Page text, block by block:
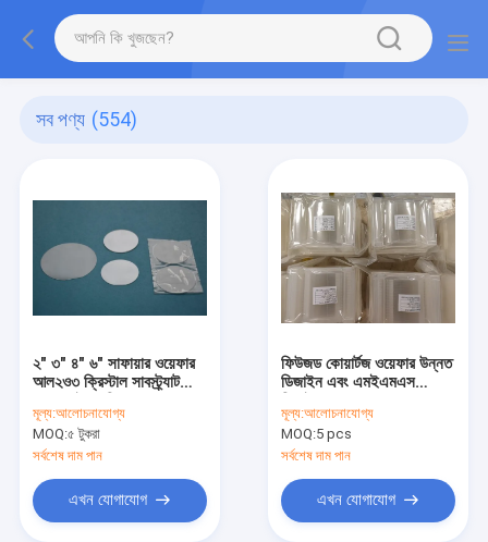
সব পণ্য (554)
২" ৩" ৪" ৬" সাফায়ার ওয়েফার
আল২ও৩ ক্রিস্টাল সাবস্ট্র্যাট
অপটিক্যাল
মূল্য:আলোচনাযোগ্য
MOQ:৫ টুকরা
সর্বশেষ দাম পান
এখন যোগাযোগ
ফিউজড কোয়ার্টজ ওয়েফার উন্নত
ডিজাইন এবং এমইএমএস
মূল্য:আলোচনাযোগ্য
MOQ:5 pcs
সর্বশেষ দাম পান
এখন যোগাযোগ